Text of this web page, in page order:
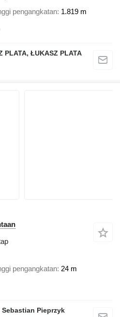
pengangkatan 1.819 m
PLATA, ŁUKASZ PLATA
pengangkatan 24 m
Pieprzyk